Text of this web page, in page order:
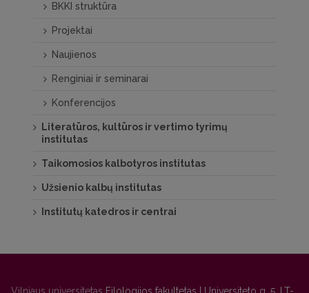
BKKI struktūra
Projektai
Naujienos
Renginiai ir seminarai
Konferencijos
Literatūros, kultūros ir vertimo tyrimų
institutas
Taikomosios kalbotyros institutas
Užsienio kalbų institutas
Institutų katedros ir centrai